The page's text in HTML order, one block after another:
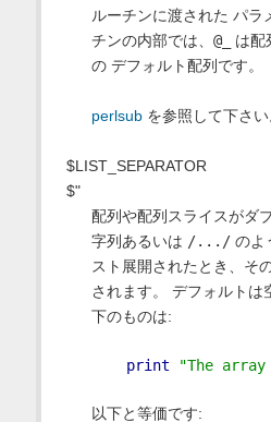
ルーチンに渡された パラ
チンの内部では、 @_ は配
の デフォルト配列です。
perlsubを参照して下さい
$LIST_SEPARATOR
$"
配列や配列スライスがダ
字列あるいは /.../のよ
スト展開されたとき、そ
されます。 デフォルトは
下のものは:
print "The
以下と等価です: